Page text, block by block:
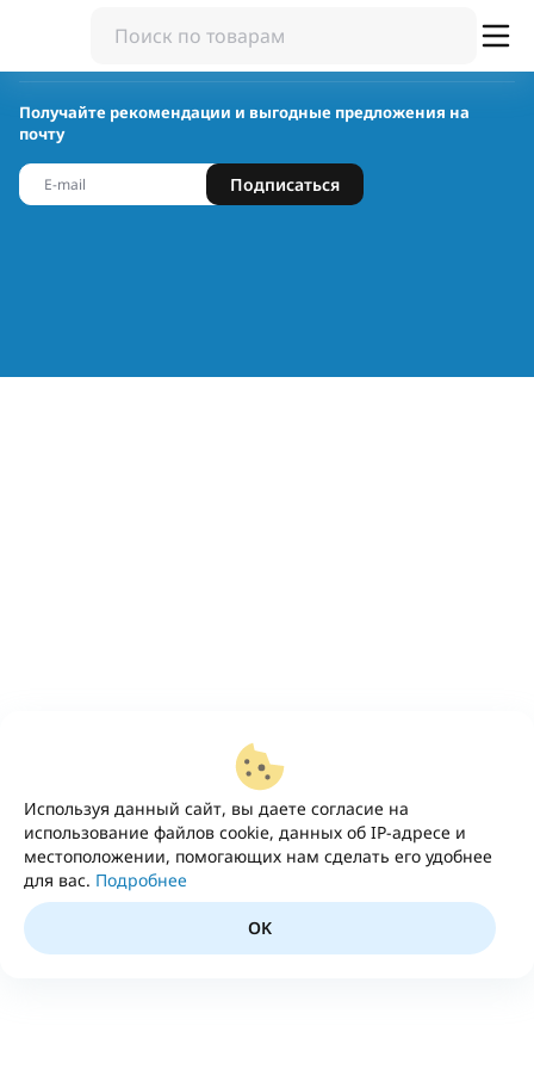
Используя данный сайт, вы даете согласие на
использование файлов cookie, данных об IP-адресе и
местоположении, помогающих нам сделать его удобнее
для вас. Подробнее
OK
Получайте рекомендации и выгодные предложения на
почту
Подписаться